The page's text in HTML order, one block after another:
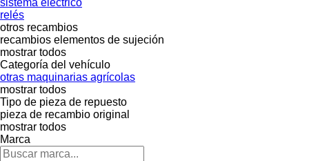
relés
otros recambios
recambios elementos de sujeción
mostrar todos
Categoría del vehículo
otras maquinarias agrícolas
mostrar todos
Tipo de pieza de repuesto
pieza de recambio original
mostrar todos
Marca